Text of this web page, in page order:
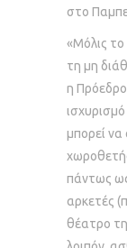
στο
«Μόλις
τη μη
η
ισχυρισμό
μπορεί να
πάντως
αρκετές
θέατρο